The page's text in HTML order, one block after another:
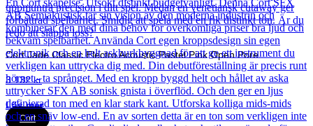
Cort Jade Classic Electro Acoustic Pastel Pink Open Pore
3 132kr
Läs mer
Cort